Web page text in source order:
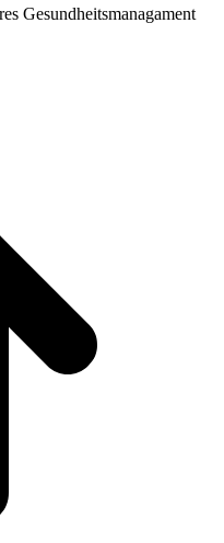
Gesundheitsmanagament